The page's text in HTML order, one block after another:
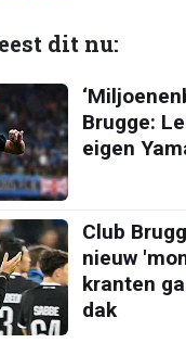
dit nu:
Brugge:
eigen
Club
nieuw
kranten
dak